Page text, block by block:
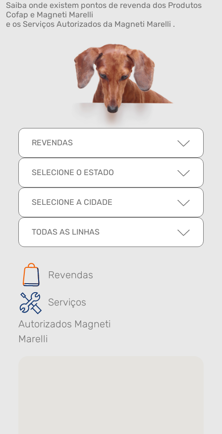
Saiba onde existem pontos de revenda dos Produtos
Cofap e Magneti Marelli
e os Serviços Autorizados da Magneti Marelli .
REVENDAS
SELECIONE O ESTADO
SELECIONE A CIDADE
TODAS AS LINHAS
Revendas
Serviços
Autorizados Magneti
Marelli